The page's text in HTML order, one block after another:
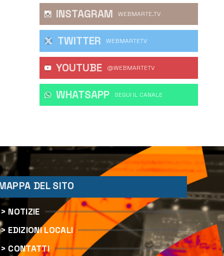
INSTAGRAM WEBMARTE.TV
TWITTER WEBMARTETV
YOUTUBE @WEBMARTETV
WHATSAPP ‎SEGUI IL CANALE
DEL SITO
> NOTIZIE
> EDIZIONI LOCALI
> CONTATTI